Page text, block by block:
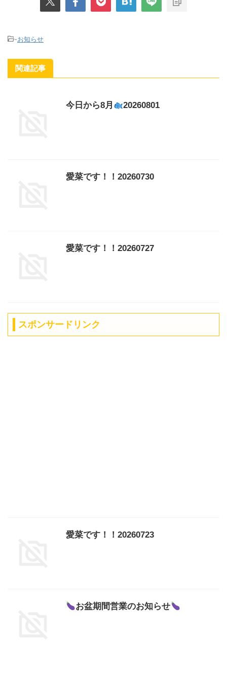
-お知らせ
関連記事
今日から8月 20260801
愛菜です！！20260730
愛菜です！！20260727
スポンサードリンク
愛菜です！！20260723
お盆期間営業のお知らせ